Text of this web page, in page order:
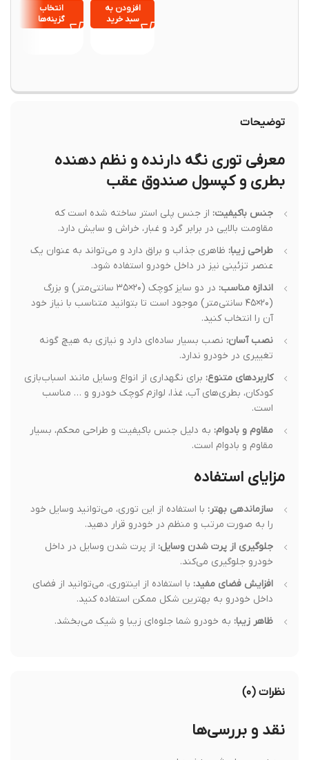
افزودن به
سبد خرید
انتخاب
گزینه‌ها
توضیحات
معرفی توری نگه دارنده و نظم دهنده
بطری و کپسول صندوق عقب
جنس باکیفیت:از جنس پلی استر ساخته شده است که
مقاومت بالایی در برابر گرد و غبار، خراش و سایش دارد.
طراحی زیبا: ظاهری جذاب و براق دارد و می‌تواند به عنوان یک
عنصر تزئینی نیز در داخل خودرو استفاده شود.
اندازه مناسب:
در دو سایز کوچک (۲۰×۳۵ سانتی‌متر) و بزرگ
(۲۰×۴۵ سانتی‌متر) موجود است تا بتوانید متناسب با نیاز خود
آن را انتخاب کنید.
نصب آسان:نصب بسیار ساده‌ای دارد و نیازی به هیچ گونه
تغییری در خودرو ندارد.
کاربردهای متنوع:برای نگهداری از انواع وسایل مانند اسباب‌بازی
کودکان، بطری‌های آب، غذا، لوازم کوچک خودرو و … مناسب
است.
مقاوم و بادوام:به دلیل جنس باکیفیت و طراحی محکم، بسیار
مقاوم و بادوام است.
مزایای استفاده
سازماندهی بهتر: با استفاده از این توری، می‌توانید وسایل خود
را به صورت مرتب و منظم در خودرو قرار دهید.
جلوگیری از پرت شدن وسایل:از پرت شدن وسایل در داخل
خودرو جلوگیری می‌کند.
افزایش فضای مفید:با استفاده از اینتوری، می‌توانید از فضای
داخل خودرو به بهترین شکل ممکن استفاده کنید.
ظاهر زیبا: به خودرو شما جلوه‌ای زیبا و شیک می‌بخشد.
نظرات (۰)
نقد و بررسی‌ها